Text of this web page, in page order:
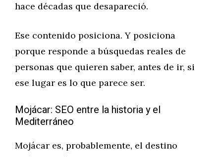
hace décadas que desapareció.
Ese contenido posiciona. Y posiciona
porque responde a búsquedas reales de
personas que quieren saber, antes de ir, si
ese lugar es lo que parece ser.
Mojácar: SEO entre la historia y el
Mediterráneo
Mojácar es, probablemente, el destino